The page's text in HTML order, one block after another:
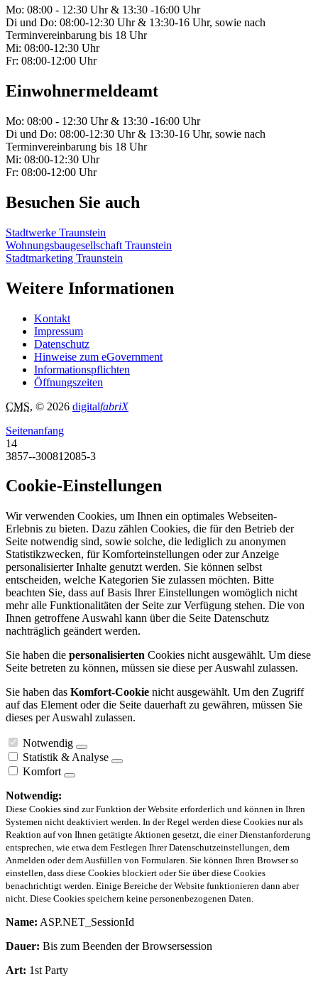
Mo: 08:00 - 12:30 Uhr & 13:30 -16:00 Uhr
Di und Do: 08:00-12:30 Uhr & 13:30-16 Uhr, sowie nach
Terminvereinbarung bis 18 Uhr
Mi: 08:00-12:30 Uhr
Fr: 08:00-12:00 Uhr
Einwohnermeldeamt
Mo: 08:00 - 12:30 Uhr & 13:30 -16:00 Uhr
Di und Do: 08:00-12:30 Uhr & 13:30-16 Uhr, sowie nach
Terminvereinbarung bis 18 Uhr
Mi: 08:00-12:30 Uhr
Fr: 08:00-12:00 Uhr
Besuchen Sie auch
Stadtwerke Traunstein
Wohnungsbaugesellschaft Traunstein
Stadtmarketing Traunstein
Weitere Informationen
Kontakt
Impressum
Datenschutz
Hinweise zum eGovernment
Informationspflichten
Öffnungszeiten
CMS, © 2026 digitalfabriX
Seitenanfang
14
3857--300812085-3
Cookie-Einstellungen
Wir verwenden Cookies, um Ihnen ein optimales Webseiten-
Erlebnis zu bieten. Dazu zählen Cookies, die für den Betrieb der
Seite notwendig sind, sowie solche, die lediglich zu anonymen
Statistikzwecken, für Komforteinstellungen oder zur Anzeige
personalisierter Inhalte genutzt werden. Sie können selbst
entscheiden, welche Kategorien Sie zulassen möchten. Bitte
beachten Sie, dass auf Basis Ihrer Einstellungen womöglich nicht
mehr alle Funktionalitäten der Seite zur Verfügung stehen. Die von
Ihnen getroffene Auswahl kann über die Seite Datenschutz
nachträglich geändert werden.
Sie haben die personalisierten Cookies nicht ausgewählt. Um diese
Seite betreten zu können, müssen sie diese per Auswahl zulassen.
Sie haben das Komfort-Cookie nicht ausgewählt. Um den Zugriff
auf das Element oder die Seite dauerhaft zu gewähren, müssen Sie
dieses per Auswahl zulassen.
Notwendig
Statistik & Analyse
Komfort
Notwendig:
Diese Cookies sind zur Funktion der Website erforderlich und können in Ihren
Systemen nicht deaktiviert werden. In der Regel werden diese Cookies nur als
Reaktion auf von Ihnen getätigte Aktionen gesetzt, die einer Dienstanforderung
entsprechen, wie etwa dem Festlegen Ihrer Datenschutzeinstellungen, dem
Anmelden oder dem Ausfüllen von Formularen. Sie können Ihren Browser so
einstellen, dass diese Cookies blockiert oder Sie über diese Cookies
benachrichtigt werden. Einige Bereiche der Website funktionieren dann aber
nicht. Diese Cookies speichern keine personenbezogenen Daten.
Name: ASP.NET_SessionId
Dauer: Bis zum Beenden der Browsersession
Art: 1st Party